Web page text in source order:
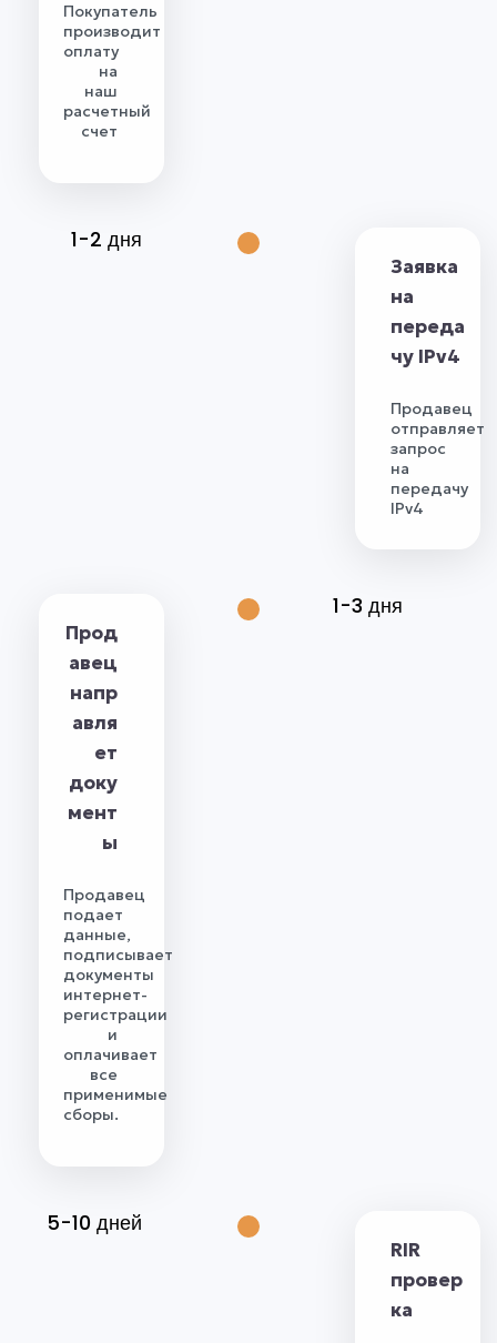
Покупатель
производит
оплату
на
наш
расчетный
счет
1-2 дня
Заявка
на
переда
чу IPv4
Продавец
отправляет
запрос
на
передачу
IPv4
Прод
авец
напр
авля
ет
доку
мент
ы
Продавец
подает
данные,
подписывает
документы
интернет-
регистрации
и
оплачивает
все
применимые
сборы.
1-3 дня
5-10 дней
RIR
провер
ка